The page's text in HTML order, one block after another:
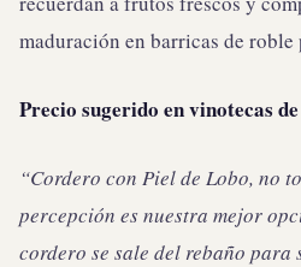
maduración en barricas de roble
Precio sugerido en vinotecas
“Cordero con Piel de Lobo, no
percepción es nuestra mejor
cordero se sale del rebaño